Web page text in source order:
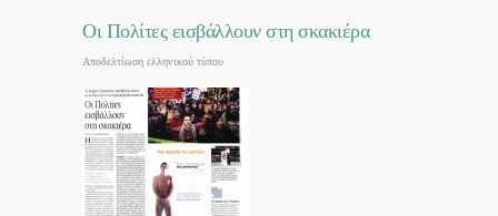
Οι Πολίτες εισβάλλουν στη σκακιέρα
Αποδελτίωση ελληνικού τύπου